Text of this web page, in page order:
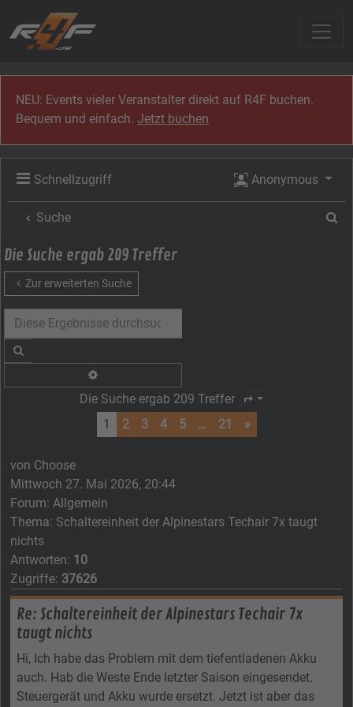
NEU: Events vieler Veranstalter direkt auf R4F buchen.
Bequem und einfach.Jetzt buchen
Schnellzugriff Anonymous
Suche
Die Suche ergab 209 Treffer
Zur erweiterten Suche
Die Suche ergab 209 Treffer Seite
1 2 3 4 5 … 21 »
von Choose
Mittwoch 27. Mai 2026, 20:44
Forum: Allgemein
Thema: Schaltereinheit der Alpinestars Techair 7x taugt
nichts
Antworten: 10
Zugriffe: 37626
Re: Schaltereinheit der Alpinestars Techair 7x
taugt nichts
Hi, Ich habe das Problem mit dem tiefentladenen Akku
auch. Hab die Weste Ende letzter Saison eingesendet.
Steuergerät und Akku wurde ersetzt. Jetzt ist aber das